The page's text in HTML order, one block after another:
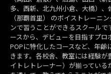
多、西新、北九州小倉、大橋）
（那覇首里） のボイストレーニ
ンで習うことができるスクール
ースから、デビューを目指すプ
POPに特化したコースなど、年
きます。各校舎、教室には経験
イトレトレーナー）が揃ってい